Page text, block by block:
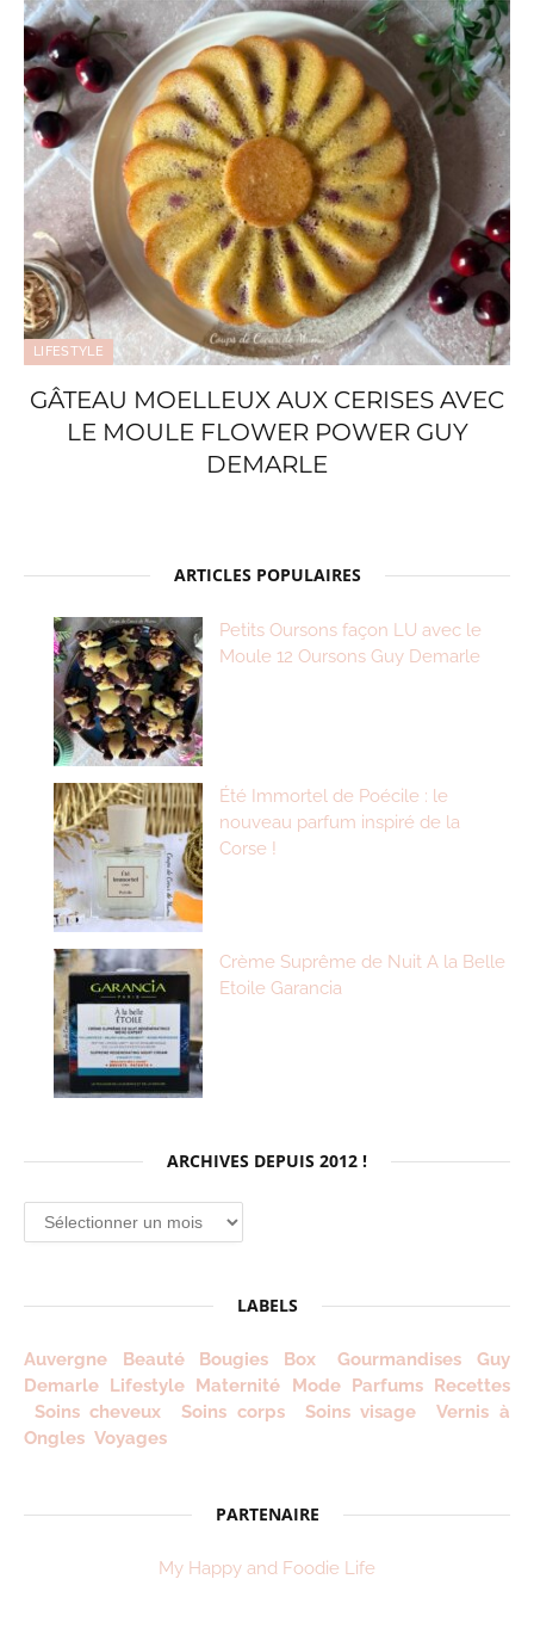
LIFESTYLE
GÂTEAU MOELLEUX AUX CERISES AVEC
LE MOULE FLOWER POWER GUY
DEMARLE
ARTICLES POPULAIRES
Petits Oursons façon LU avec le
Moule 12 Oursons Guy Demarle
Été Immortel de Poécile : le
nouveau parfum inspiré de la
Corse !
Crème Suprême de Nuit A la Belle
Etoile Garancia
ARCHIVES DEPUIS 2012 !
Archives
depuis
LABELS
Auvergne Beauté Bougies Box Gourmandises
Guy
Demarle Lifestyle Maternité Mode Parfums Recettes
Soins cheveux
Soins corps Soins visage
Vernis à
Ongles Voyages
PARTENAIRE
My Happy and Foodie Life